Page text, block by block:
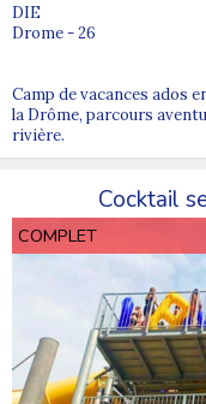
DIE
Drome - 26
Camp de vacances ados
la Drôme, parcours
rivière.
Cocktail
COMPLET